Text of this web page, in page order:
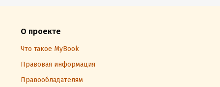
О проекте
Что такое MyBook
Правовая информация
Правообладателям